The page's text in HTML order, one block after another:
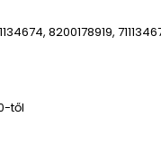
8200178919,
től